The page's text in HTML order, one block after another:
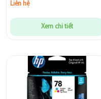
Liên hệ
Xem chi tiết